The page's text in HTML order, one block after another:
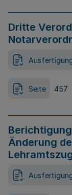
Dritte
Seite 457
Änderung